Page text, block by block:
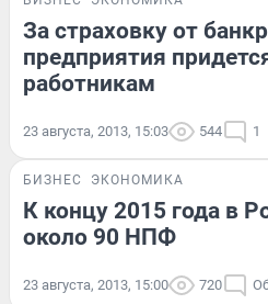
За страховку от
предприятия
работникам
23 августа, 2013, 15:03 544 1
БИЗНЕС ЭКОНОМИКА
К концу 2015 года в
около 90 НПФ
23 августа, 2013, 15:00 720